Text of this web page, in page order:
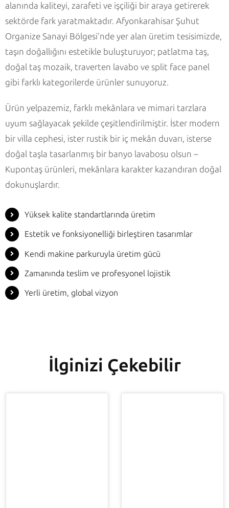
alanında kaliteyi, zarafeti ve işçiliği bir araya getirerek
sektörde fark yaratmaktadır. Afyonkarahisar Şuhut
Organize Sanayi Bölgesi’nde yer alan üretim tesisimizde,
taşın doğallığını estetikle buluşturuyor; patlatma taş,
doğal taş mozaik, traverten lavabo ve split face panel
gibi farklı kategorilerde ürünler sunuyoruz.
Ürün yelpazemiz, farklı mekânlara ve mimari tarzlara
uyum sağlayacak şekilde çeşitlendirilmiştir. İster modern
bir villa cephesi, ister rustik bir iç mekân duvarı, isterse
doğal taşla tasarlanmış bir banyo lavabosu olsun –
Kupontaş ürünleri, mekânlara karakter kazandıran doğal
dokunuşlardır.
Yüksek kalite standartlarında üretim
Estetik ve fonksiyonelliği birleştiren tasarımlar
Kendi makine parkuruyla üretim gücü
Zamanında teslim ve profesyonel lojistik
Yerli üretim, global vizyon
İlginizi Çekebilir